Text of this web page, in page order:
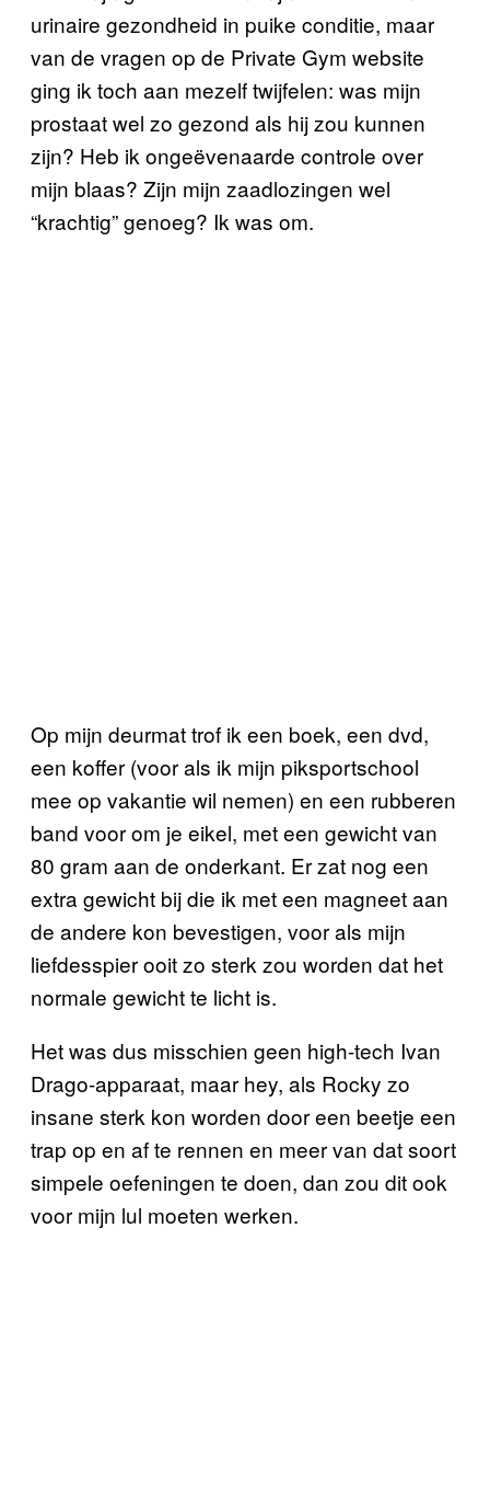
urinaire gezondheid in puike conditie, maar
van de vragen op de Private Gym website
ging ik toch aan mezelf twijfelen: was mijn
prostaat wel zo gezond als hij zou kunnen
zijn? Heb ik ongeëvenaarde controle over
mijn blaas? Zijn mijn zaadlozingen wel
“krachtig” genoeg? Ik was om.
Op mijn deurmat trof ik een boek, een dvd,
een koffer (voor als ik mijn piksportschool
mee op vakantie wil nemen) en een rubberen
band voor om je eikel, met een gewicht van
80 gram aan de onderkant. Er zat nog een
extra gewicht bij die ik met een magneet aan
de andere kon bevestigen, voor als mijn
liefdesspier ooit zo sterk zou worden dat het
normale gewicht te licht is.
Het was dus misschien geen high-tech Ivan
Drago-apparaat, maar hey, als Rocky zo
insane sterk kon worden door een beetje een
trap op en af te rennen en meer van dat soort
simpele oefeningen te doen, dan zou dit ook
voor mijn lul moeten werken.